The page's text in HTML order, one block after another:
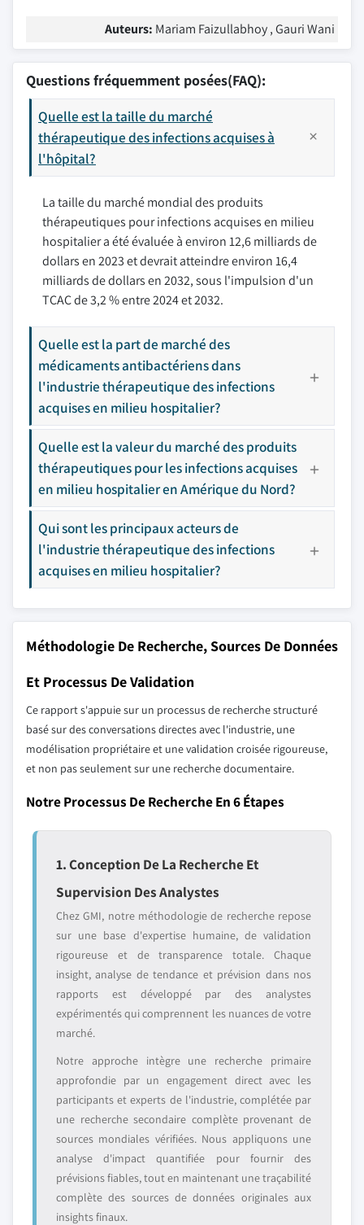
Auteurs: Mariam Faizullabhoy , Gauri Wani
Questions fréquemment posées(FAQ):
Quelle est la taille du marché
thérapeutique des infections acquises à
l'hôpital?
La taille du marché mondial des produits
thérapeutiques pour infections acquises en milieu
hospitalier a été évaluée à environ 12,6 milliards de
dollars en 2023 et devrait atteindre environ 16,4
milliards de dollars en 2032, sous l'impulsion d'un
TCAC de 3,2 % entre 2024 et 2032.
Quelle est la part de marché des
médicaments antibactériens dans
l'industrie thérapeutique des infections
acquises en milieu hospitalier?
Quelle est la valeur du marché des produits
thérapeutiques pour les infections acquises
en milieu hospitalier en Amérique du Nord?
Qui sont les principaux acteurs de
l'industrie thérapeutique des infections
acquises en milieu hospitalier?
Méthodologie De Recherche, Sources De Données
Et Processus De Validation
Ce rapport s'appuie sur un processus de recherche structuré
basé sur des conversations directes avec l'industrie, une
modélisation propriétaire et une validation croisée rigoureuse,
et non pas seulement sur une recherche documentaire.
Notre Processus De Recherche En 6 Étapes
1. Conception De La Recherche Et
Supervision Des Analystes
Chez GMI, notre méthodologie de recherche repose
sur une base d'expertise humaine, de validation
rigoureuse et de transparence totale. Chaque
insight, analyse de tendance et prévision dans nos
rapports est développé par des analystes
expérimentés qui comprennent les nuances de votre
marché.
Notre approche intègre une recherche primaire
approfondie par un engagement direct avec les
participants et experts de l'industrie, complétée par
une recherche secondaire complète provenant de
sources mondiales vérifiées. Nous appliquons une
analyse d'impact quantifiée pour fournir des
prévisions fiables, tout en maintenant une traçabilité
complète des sources de données originales aux
insights finaux.